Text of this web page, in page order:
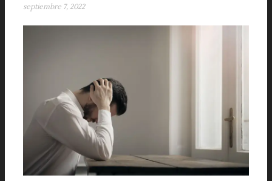
septiembre 7, 2022